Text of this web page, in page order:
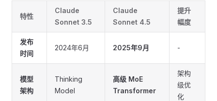
特性
Claude
Sonnet 3.5
Claude
Sonnet 4.5
提升
幅度
发布
时间
2024年6月 2025年9月 -
模型
架构
Thinking
Model
高级 MoE
Transformer
架构
级优
化